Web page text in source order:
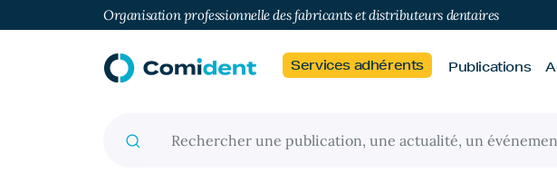
Organisation professionnelle des fabricants et distributeurs dentaires
Services adhérents Publications